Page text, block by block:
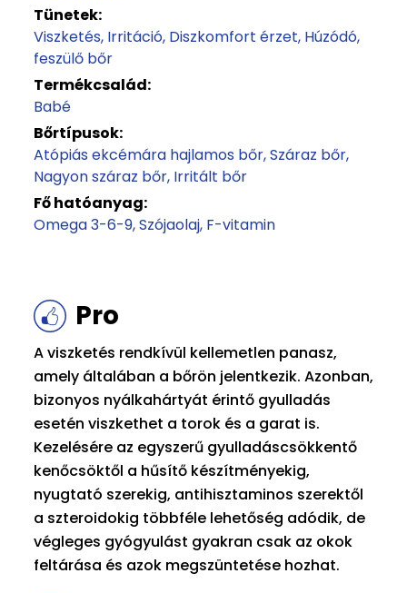
Tünetek:
Viszketés Irritáció Diszkomfort érzet Húzódó,
feszülő bőr
Termékcsalád:
Babé
Bőrtípusok:
Atópiás ekcémára hajlamos bőr Száraz bőr
Nagyon száraz bőr Irritált bőr
Fő hatóanyag:
Omega 3-6-9 Szójaolaj F-vitamin
Pro
A viszketés rendkívül kellemetlen panasz,
amely általában a bőrön jelentkezik. Azonban,
bizonyos nyálkahártyát érintő gyulladás
esetén viszkethet a torok és a garat is.
Kezelésére az egyszerű gyulladáscsökkentő
kenőcsöktől a hűsítő készítményekig,
nyugtató szerekig, antihisztaminos szerektől
a szteroidokig többféle lehetőség adódik, de
végleges gyógyulást gyakran csak az okok
feltárása és azok megszüntetése hozhat.